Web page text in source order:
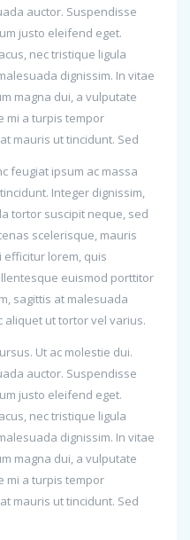
auctor. Suspendisse
justo eleifend eget.
nec tristique ligula
dignissim. In vitae
magna dui, a vulputate
mi a turpis tempor
mauris ut tincidunt. Sed
feugiat ipsum ac massa
Integer dignissim,
tortor suscipit neque, sed
scelerisque, mauris
lorem, quis
euismod porttitor
sagittis at malesuada
aliquet ut tortor vel varius.
Ut ac molestie dui.
auctor. Suspendisse
justo eleifend eget.
nec tristique ligula
dignissim. In vitae
magna dui, a vulputate
mi a turpis tempor
mauris ut tincidunt. Sed